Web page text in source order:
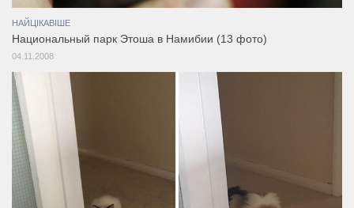
НАЙЦІКАВІШЕ
Национальный парк Этоша в Намибии (13 фото)
04.11.2008